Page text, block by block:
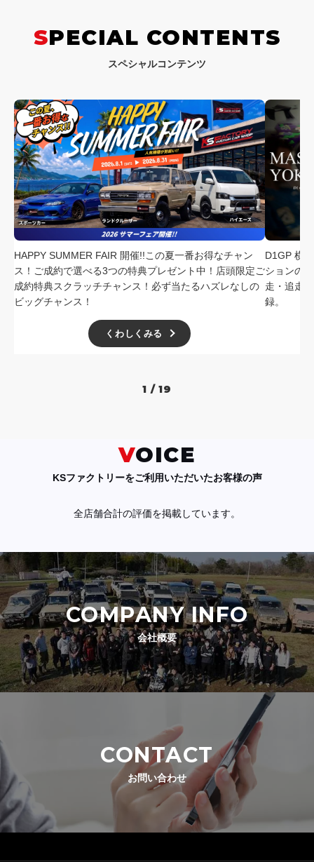
SPECIAL CONTENTS
スペシャルコンテンツ
HAPPY SUMMER FAIR 開催!!この夏一番お得なチャン
ス！ご成約で選べる3つの特典プレゼント中！店頭限定ご
成約特典スクラッチチャンス！必ず当たるハズレなしの
ビッグチャンス！
くわしくみる
D1GP 横
ションの
走・追走
録。
1 / 19
VOICE
KSファクトリーをご利用いただいたお客様の声
全店舗合計の評価を掲載しています。
COMPANY INFO
会社概要
CONTACT
お問い合わせ